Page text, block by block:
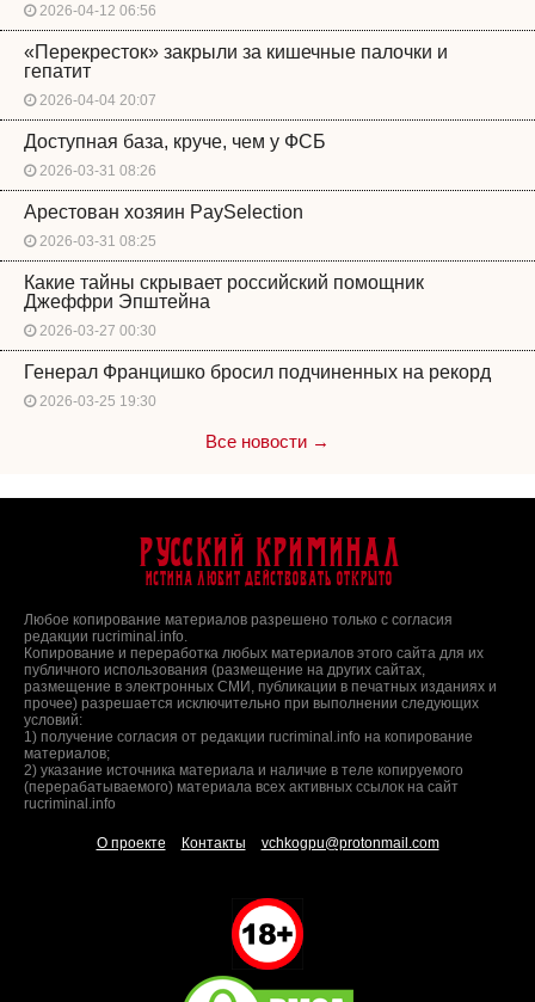
2026-04-12 06:56
«Перекресток» закрыли за кишечные палочки и
гепатит
2026-04-04 20:07
Доступная база, круче, чем у ФСБ
2026-03-31 08:26
Арестован хозяин PaySelection
2026-03-31 08:25
Какие тайны скрывает российский помощник
Джеффри Эпштейна
2026-03-27 00:30
Генерал Францишко бросил подчиненных на рекорд
2026-03-25 19:30
Все новости →
Русский Криминал
Истина любит действовать открыто
Любое копирование материалов разрешено только с согласия
редакции rucriminal.info.
Копирование и переработка любых материалов этого сайта для их
публичного использования (размещение на других сайтах,
размещение в электронных СМИ, публикации в печатных изданиях и
прочее) разрешается исключительно при выполнении следующих
условий:
1) получение согласия от редакции rucriminal.info на копирование
материалов;
2) указание источника материала и наличие в теле копируемого
(перерабатываемого) материала всех активных ссылок на сайт
rucriminal.info
О проекте Контакты vchkogpu@protonmail.com